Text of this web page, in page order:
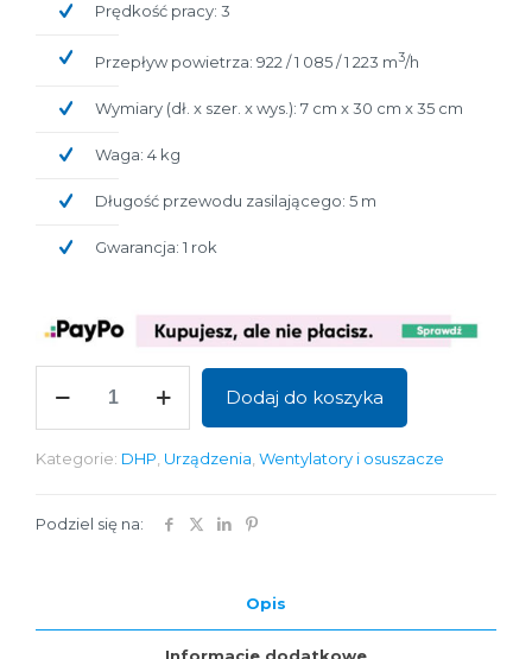
Prędkość pracy: 3
Przepływ powietrza: 922 / 1 085 / 1 223 m3/h
Wymiary (dł. x szer. x wys.): 7 cm x 30 cm x 35 cm
Waga: 4 kg
Długość przewodu zasilającego: 5 m
Gwarancja: 1 rok
DHP
Dodaj do koszyka
Kategorie: DHP, Urządzenia, Wentylatory i osuszacze
Podziel się na:
Opis